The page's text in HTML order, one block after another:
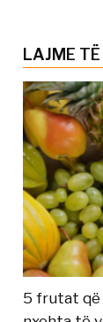
LAJME
5 frutat që